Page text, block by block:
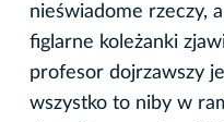
nieświadome rzeczy,
figlarne koleżanki
profesor dojrzawszy
wszystko to niby w